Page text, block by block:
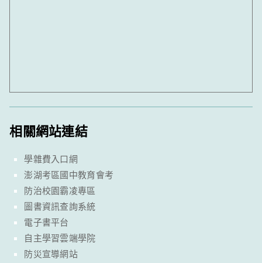
相關網站連結
學雜費入口網
澎湖考區國中教育會考
防治校園霸凌專區
圖書資訊查詢系統
電子書平台
自主學習雲端學院
防災宣導網站